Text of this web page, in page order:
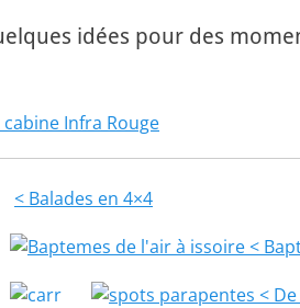
idées pour des
cabine Infra Rouge
< Balades en 4×4
<
<